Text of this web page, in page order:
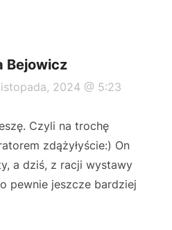
Bejowicz
2024 @ 5:23
Czyli na trochę
zdążyłyście:) On
a dziś, z racji wystawy
pewnie jeszcze bardziej